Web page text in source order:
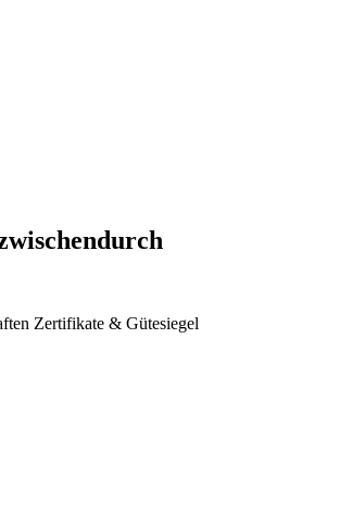
Zertifikate & Gütesiegel